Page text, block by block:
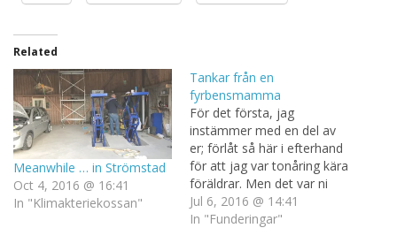
Related
Meanwhile … in Strömstad
Oct 4, 2016 @ 16:41
In "Klimakteriekossan"
Tankar från en
fyrbensmamma
För det första, jag
instämmer med en del av
er; förlåt så här i efterhand
för att jag var tonåring kära
föräldrar. Men det var ni
som tyckte att det var en
bra idé att skaffa mig, DET
Jul 6, 2016 @ 14:41
In "Funderingar"